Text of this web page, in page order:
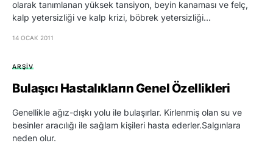
olarak tanımlanan yüksek tansiyon, beyin kanaması ve felç,
kalp yetersizliği ve kalp krizi, böbrek yetersizliği...
14 OCAK 2011
ARŞIV
Bulaşıcı Hastalıkların Genel Özellikleri
Genellikle ağız-dışkı yolu ile bulaşırlar. Kirlenmiş olan su ve
besinler aracılığı ile sağlam kişileri hasta ederler.Salgınlara
neden olur.